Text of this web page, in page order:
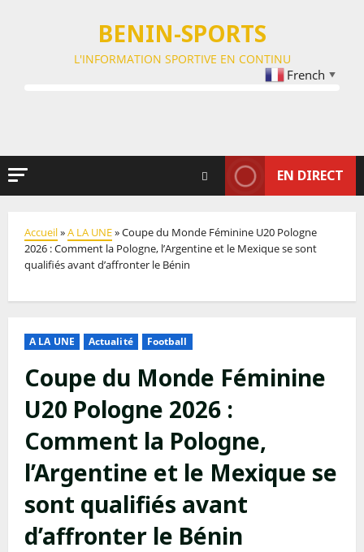
BENIN-SPORTS
L'INFORMATION SPORTIVE EN CONTINU
French ▼
EN DIRECT
Accueil»A LA UNE»Coupe du Monde Féminine U20 Pologne
2026 : Comment la Pologne, l’Argentine et le Mexique se sont
qualifiés avant d’affronter le Bénin
A LA UNE Actualité Football
Coupe du Monde Féminine
U20 Pologne 2026 :
Comment la Pologne,
l’Argentine et le Mexique se
sont qualifiés avant
d’affronter le Bénin